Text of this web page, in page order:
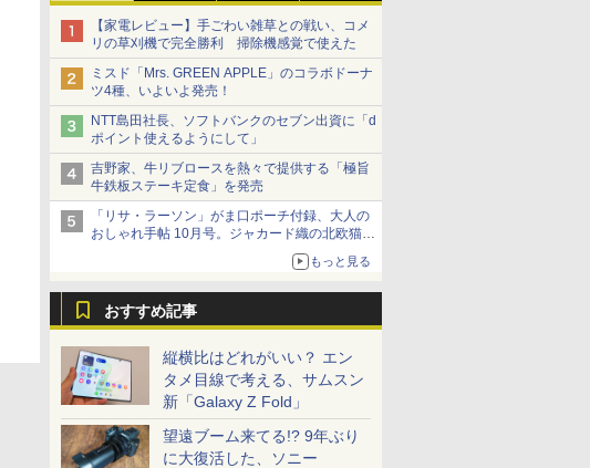
【家電レビュー】手ごわい雑草との戦い、コメ
リの草刈機で完全勝利 掃除機感覚で使えた
ミスド「Mrs. GREEN APPLE」のコラボドーナ
ツ4種、いよいよ発売！
NTT島田社長、ソフトバンクのセブン出資に「d
ポイント使えるようにして」
吉野家、牛リブロースを熱々で提供する「極旨
牛鉄板ステーキ定食」を発売
「リサ・ラーソン」がま口ポーチ付録、大人の
おしゃれ手帖 10月号。ジャカード織の北欧猫デ
もっと見る
おすすめ記事
縦横比はどれがいい？ エン
タメ目線で考える、サムスン
新「Galaxy Z Fold」
望遠ブーム来てる!? 9年ぶり
に大復活した、ソニー